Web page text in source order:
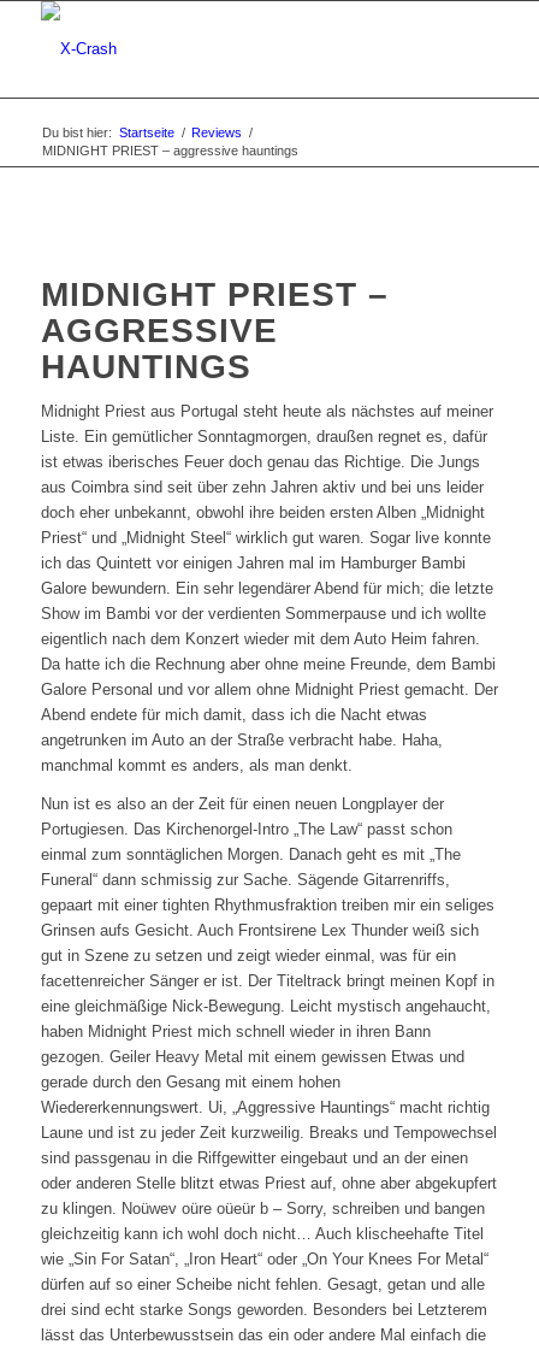
Du bist hier: Startseite / Reviews /
MIDNIGHT PRIEST – aggressive hauntings
MIDNIGHT PRIEST –
AGGRESSIVE
HAUNTINGS
Midnight Priest aus Portugal steht heute als nächstes auf meiner
Liste. Ein gemütlicher Sonntagmorgen, draußen regnet es, dafür
ist etwas iberisches Feuer doch genau das Richtige. Die Jungs
aus Coimbra sind seit über zehn Jahren aktiv und bei uns leider
doch eher unbekannt, obwohl ihre beiden ersten Alben „Midnight
Priest“ und „Midnight Steel“ wirklich gut waren. Sogar live konnte
ich das Quintett vor einigen Jahren mal im Hamburger Bambi
Galore bewundern. Ein sehr legendärer Abend für mich; die letzte
Show im Bambi vor der verdienten Sommerpause und ich wollte
eigentlich nach dem Konzert wieder mit dem Auto Heim fahren.
Da hatte ich die Rechnung aber ohne meine Freunde, dem Bambi
Galore Personal und vor allem ohne Midnight Priest gemacht. Der
Abend endete für mich damit, dass ich die Nacht etwas
angetrunken im Auto an der Straße verbracht habe. Haha,
manchmal kommt es anders, als man denkt.
Nun ist es also an der Zeit für einen neuen Longplayer der
Portugiesen. Das Kirchenorgel-Intro „The Law“ passt schon
einmal zum sonntäglichen Morgen. Danach geht es mit „The
Funeral“ dann schmissig zur Sache. Sägende Gitarrenriffs,
gepaart mit einer tighten Rhythmusfraktion treiben mir ein seliges
Grinsen aufs Gesicht. Auch Frontsirene Lex Thunder weiß sich
gut in Szene zu setzen und zeigt wieder einmal, was für ein
facettenreicher Sänger er ist. Der Titeltrack bringt meinen Kopf in
eine gleichmäßige Nick-Bewegung. Leicht mystisch angehaucht,
haben Midnight Priest mich schnell wieder in ihren Bann
gezogen. Geiler Heavy Metal mit einem gewissen Etwas und
gerade durch den Gesang mit einem hohen
Wiedererkennungswert. Ui, „Aggressive Hauntings“ macht richtig
Laune und ist zu jeder Zeit kurzweilig. Breaks und Tempowechsel
sind passgenau in die Riffgewitter eingebaut und an der einen
oder anderen Stelle blitzt etwas Priest auf, ohne aber abgekupfert
zu klingen. Noüwev oüre oüeür b – Sorry, schreiben und bangen
gleichzeitig kann ich wohl doch nicht… Auch klischeehafte Titel
wie „Sin For Satan“, „Iron Heart“ oder „On Your Knees For Metal“
dürfen auf so einer Scheibe nicht fehlen. Gesagt, getan und alle
drei sind echt starke Songs geworden. Besonders bei Letzterem
lässt das Unterbewusstsein das ein oder andere Mal einfach die